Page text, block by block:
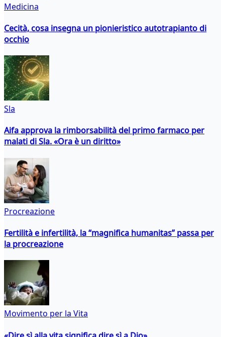
Medicina
Cecità, cosa insegna un pionieristico autotrapianto di
occhio
Sla
Aifa approva la rimborsabilità del primo farmaco per
malati di Sla. «Ora è un diritto»
Procreazione
Fertilità e infertilità, la “magnifica humanitas” passa per
la procreazione
Movimento per la Vita